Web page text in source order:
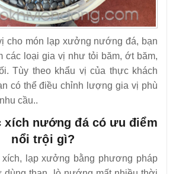
cho món lạp xưởng nướng đá, bạn
các loại gia vị như tỏi băm, ớt băm,
Tùy theo khẩu vị của thực khách
có thể điều chỉnh lượng gia vị phù
cầu..
xích nướng đá có ưu điểm
nổi trội gì?
lạp xưởng bằng phương pháp